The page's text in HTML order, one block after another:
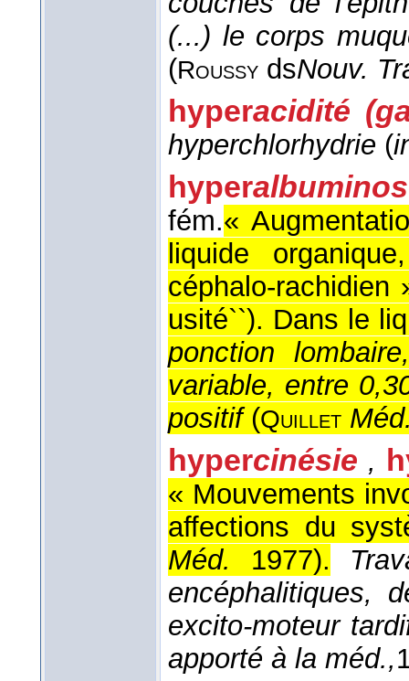
(...) le corps
(Roussy dsNouv.
hyperacidité
hyperchlorhydrie (
hyper
fém.«
liquide
céphalo-rachidien
usité``). Dans le
ponction
variable, entre
positif (Quillet
hypercinésie ,
« Mouvements
affections du
Méd. 1977).
encéphalitiques,
excito-moteur
apporté à la méd.,